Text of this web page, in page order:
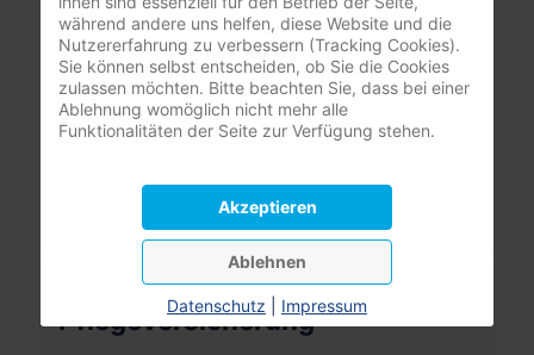
Angemeldet bleiben
Anmelden
Benutzername vergessen?
Leistungsrechner
Pflegeversicherung
während andere uns helfen, diese Website und die
Nutzererfahrung zu verbessern (Tracking Cookies).
Sie können selbst entscheiden, ob Sie die Cookies
zulassen möchten. Bitte beachten Sie, dass bei einer
Ablehnung womöglich nicht mehr alle
Funktionalitäten der Seite zur Verfügung stehen.
Akzeptieren
Ablehnen
Datenschutz Impressum